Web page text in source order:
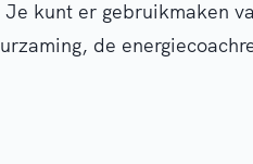
kunt er gebruikmaken
de